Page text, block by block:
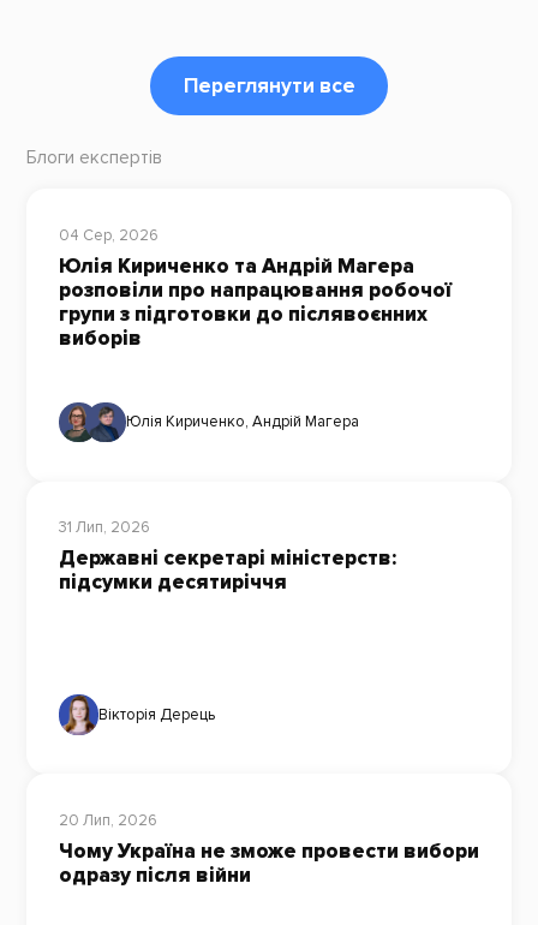
Переглянути все
Блоги експертів
04 Сер, 2026
Юлія Кириченко та Андрій Магера
розповіли про напрацювання робочої
групи з підготовки до післявоєнних
виборів
Юлія Кириченко, Андрій Магера
31 Лип, 2026
Державні секретарі міністерств:
підсумки десятиріччя
Вікторія Дерець
20 Лип, 2026
Чому Україна не зможе провести вибори
одразу після війни